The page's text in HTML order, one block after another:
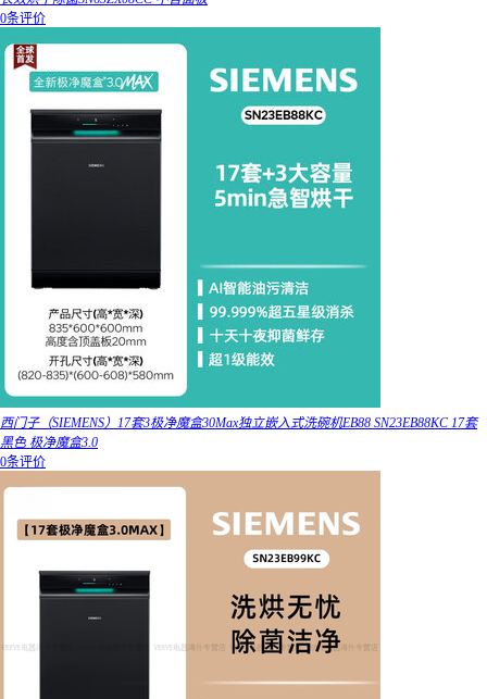
0条评价
西门子（SIEMENS）17套3极净魔盒30Max独立嵌入式洗碗机EB88 SN23EB88KC 17套
黑色 极净魔盒3.0
0条评价